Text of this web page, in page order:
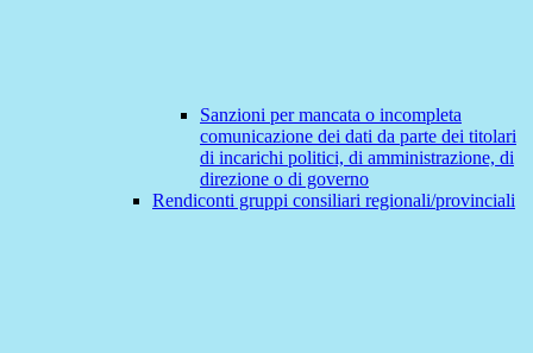
Sanzioni per mancata o incompleta
comunicazione dei dati da parte dei titolari
di incarichi politici, di amministrazione, di
direzione o di governo
Rendiconti gruppi consiliari regionali/provinciali